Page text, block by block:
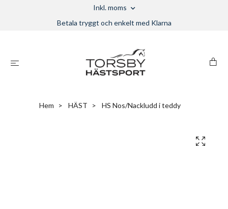
Inkl. moms
Betala tryggt och enkelt med Klarna
Hem HÄST HS Nos/Nackludd i teddy